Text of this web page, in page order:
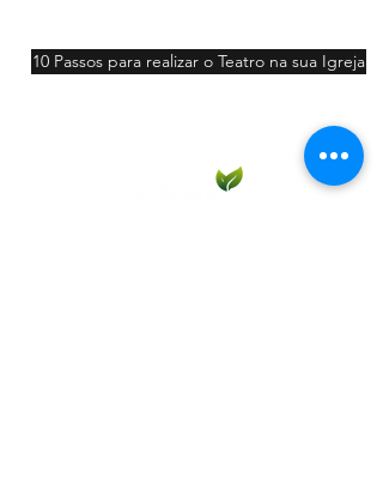
10 Passos para realizar o Teatro na sua Igreja